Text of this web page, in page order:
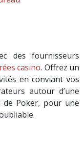
des fournisseurs
casino. Offrez un
en conviant vos
autour d’une
de Poker, pour une